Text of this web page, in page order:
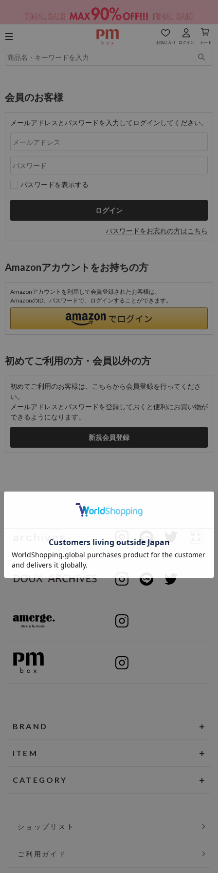
お気に入り ログイン カート
会員のお客様
メールアドレスとパスワードを入力してログインしてください。
パスワードを表示する
パスワードをお忘れの方はこちら
Amazonアカウントをお持ちの方
Amazonアカウントを利用して会員登録されたお客様は、
AmazonのID、パスワードで、ログインすることができます。
初めてご利用の方・会員以外の方
初めてご利用のお客様は、こちらから会員登録を行ってくださ
い。
メールアドレスとパスワードを登録しておくと便利にお買い物が
できるようになります。
BRAND
ITEM
CATEGORY
ショップリスト
ご利用ガイド